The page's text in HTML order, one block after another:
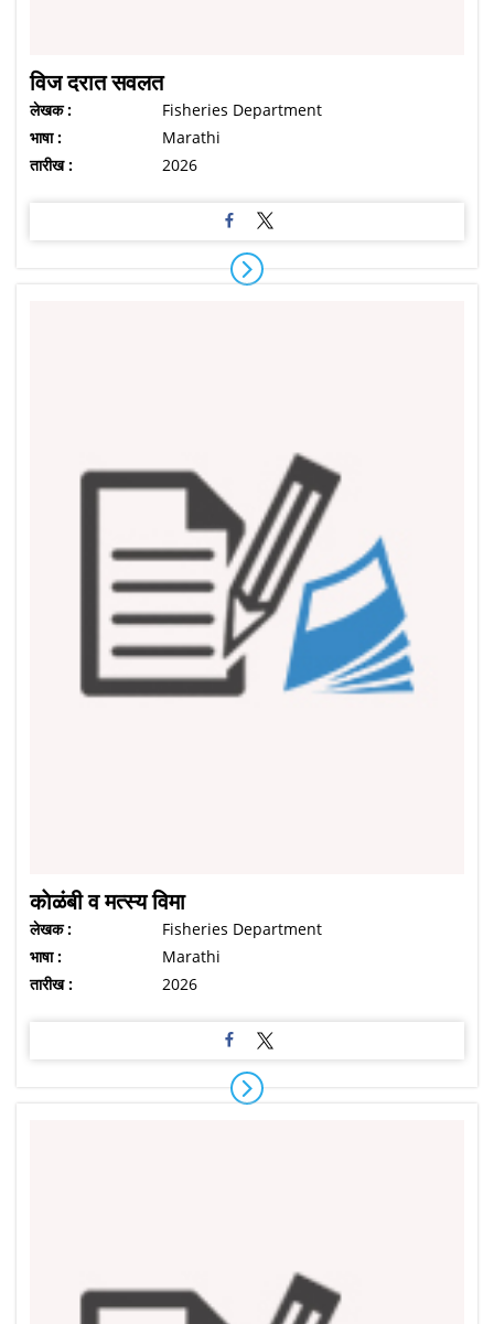
विज दरात सवलत
लेखक :
Fisheries Department
भाषा :
Marathi
तारीख :
2026
काेळंबी व मत्स्य विमा
लेखक :
Fisheries Department
भाषा :
Marathi
तारीख :
2026